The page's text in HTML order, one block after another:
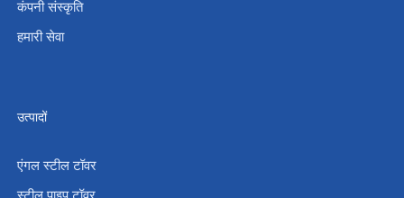
कंपनी संस्कृति
हमारी सेवा
उत्पादों
एंगल स्टील टॉवर